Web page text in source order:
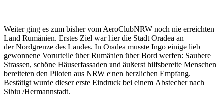
Weiter ging es zum bisher vom AeroClubNRW noch nie erreichten
Land Rumänien. Erstes Ziel war hier die Stadt Oradea an
der Nordgrenze des Landes. In Oradea musste Ingo einige lieb
gewonnene Vorurteile über Rumänien über Bord werfen: Saubere
Strassen, schöne Häuserfassaden und äußerst hilfsbereite Menschen
bereiteten den Piloten aus NRW einen herzlichen Empfang.
Bestätigt wurde dieser erste Eindruck bei einem Abstecher nach
Sibiu /Hermannstadt.